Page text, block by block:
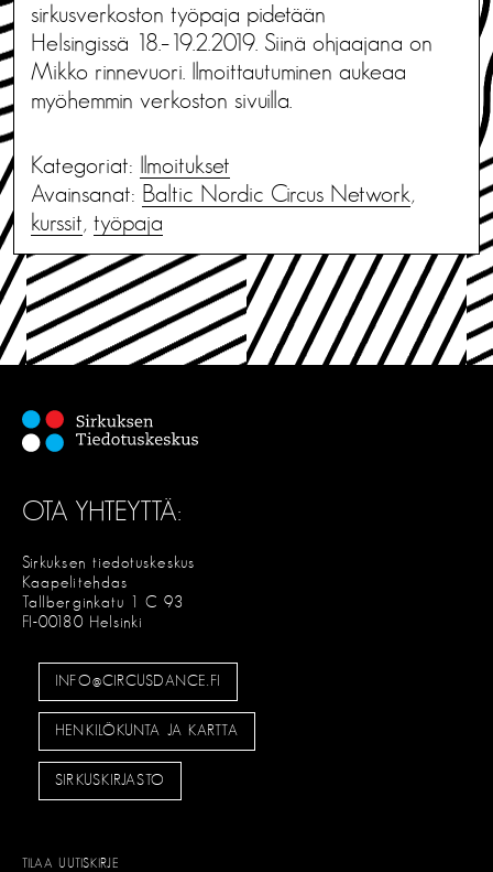
sirkusverkoston työpaja pidetään
Helsingissä 18.–19.2.2019. Siinä ohjaajana on
Mikko rinnevuori. Ilmoittautuminen aukeaa
myöhemmin verkoston sivuilla.
Kategoriat: Ilmoitukset
Avainsanat: Baltic Nordic Circus Network,
kurssit, työpaja
OTA YHTEYTTÄ:
Sirkuksen tiedotuskeskus
Kaapelitehdas
Tallberginkatu 1 C 93
FI-00180 Helsinki
INFO@CIRCUSDANCE.FI
HENKILÖKUNTA JA KARTTA
SIRKUSKIRJASTO
TILAA UUTISKIRJE